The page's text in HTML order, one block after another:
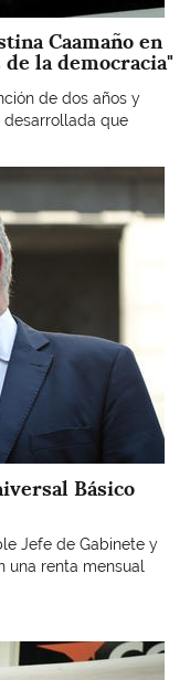
Caamaño en
la democracia"
de dos años y
desarrollada que
Básico
Jefe de Gabinete y
una renta mensual